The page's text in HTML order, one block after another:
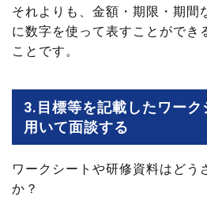
それよりも、金額・期限・期間
に数字を使って表すことができ
ことです。
3.目標等を記載したワーク
用いて面談する
ワークシートや研修資料はどう
か？